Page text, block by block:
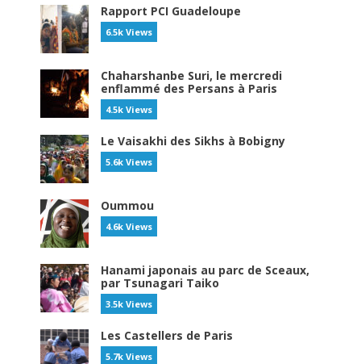
Rapport PCI Guadeloupe
6.5k Views
Chaharshanbe Suri, le mercredi
enflammé des Persans à Paris
4.5k Views
Le Vaisakhi des Sikhs à Bobigny
5.6k Views
Oummou
4.6k Views
Hanami japonais au parc de Sceaux,
par Tsunagari Taiko
3.5k Views
Les Castellers de Paris
5.7k Views